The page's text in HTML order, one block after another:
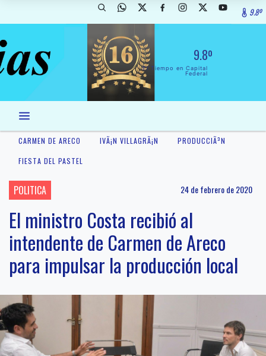
9.8º
9.8º
El Tiempo en Capital
Federal
CARMEN DE ARECO IVÃ¡N VILLAGRÃ¡N
PRODUCCIÃ³N
FIESTA DEL PASTEL
POLITICA 24 de febrero de 2020
El ministro Costa recibió al
intendente de Carmen de Areco
para impulsar la producción local